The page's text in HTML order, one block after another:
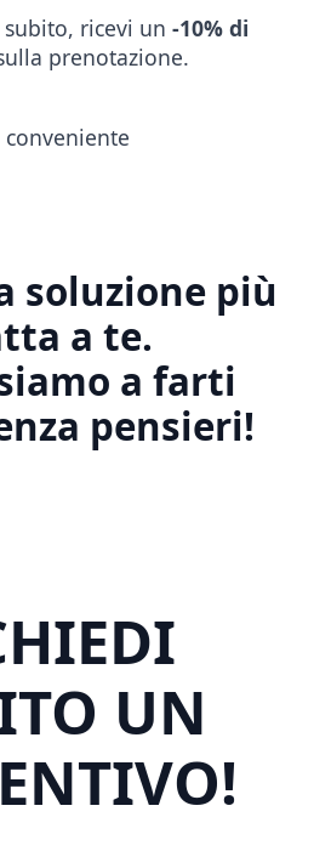
ricevi un -10% di
prenotazione.
conveniente
soluzione più
a te.
a farti
pensieri!
UN